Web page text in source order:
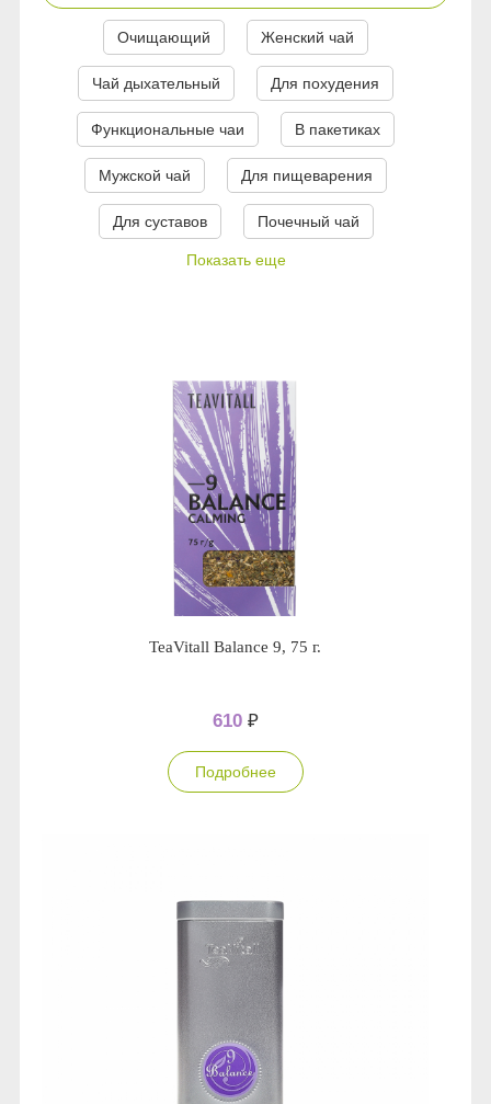
Сыворотки
Текстиль
Детская косметика
Солнцезащитный крем
Спрей для носа / полости рта
Эфирные масла
Чай в пакетиках
Nice Code
Balancer
Очищающий Женский чай
Чай дыхательный Для похудения
Функциональные чаи В пакетиках
Мужской чай Для пищеварения
Для суставов Почечный чай
Показать еще
TeaVitall Balance 9, 75 г.
610 ₽
Подробнее